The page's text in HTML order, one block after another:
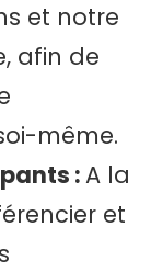
et notre
afin de
même.
:A la
et